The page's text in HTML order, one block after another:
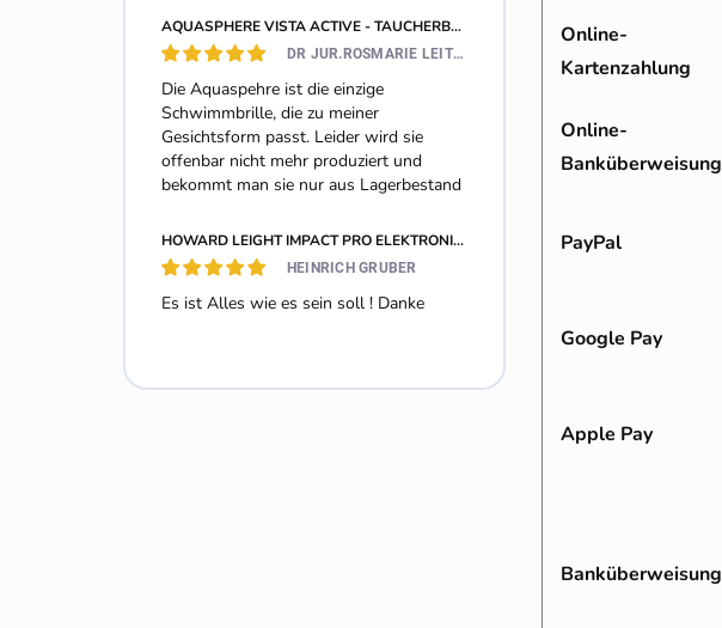
AQUASPHERE VISTA ACTIVE - TAUCHERBRILLE
DR JUR.ROSMARIE LEITHE-JASPER
Die Aquaspehre ist die einzige
Schwimmbrille, die zu meiner
Gesichtsform passt. Leider wird sie
offenbar nicht mehr produziert und
bekommt man sie nur aus Lagerbestand
HOWARD LEIGHT IMPACT PRO ELEKTRONISCH GEHÖRSCHUTZ 33DB
HEINRICH GRUBER
Es ist Alles wie es sein soll ! Danke
Online-
Kartenzahlung
Online-
Banküberweisung
PayPal
Google Pay
Apple Pay
Banküberweisung